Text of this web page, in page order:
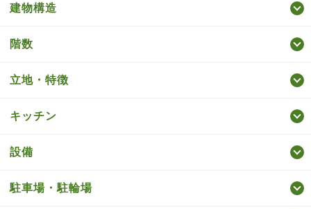
建物構造
階数
立地・特徴
キッチン
設備
駐車場・駐輪場